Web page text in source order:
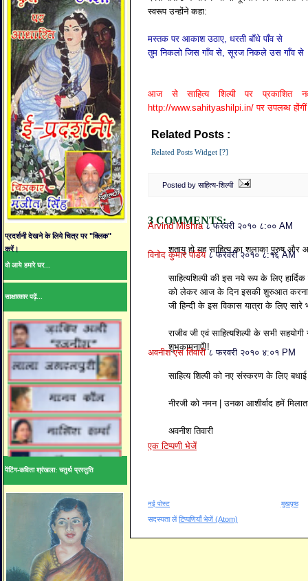
प्रदर्शनी देखने के लिये चित्र पर "क्लिक"
करें।
वो आये हमारे घर...
साक्षात्कार पढ़ें...
पेंटिंग-कविता श्रंखला: चतुर्थ प्रस्तुति
स्वरूप उन्होंने कहा:
मस्तक पर आकाश उठाए, धरती बाँधे पाँव से
तुम निकलो जिस गाँव से, सूरज निकले उस गाँव से
आज से साहित्य शिल्पी पर प्रकाशित
http://www.sahityashilpi.in/ पर उपलब्ध
Related Posts :
Related Posts Widget [?]
Posted by साहित्य-शिल्पी
3 COMMENTS:
Arvind Mishra ८ फरवरी २०१० ८:०० AM
शतायु हो यह साहित्य का शलाका पुरुष
विनोद कुमार पांडेय ८ फरवरी २०१० ८:१६ AM
साहित्यशिल्पी की इस नये रूप के लिए
को लेकर आज के दिन इसकी शुरुआत करना
जी हिन्दी के इस विकास यात्रा के लिए सारे
राजीव जी एवं साहित्यशिल्पी के सभी
शुभकामनाएँ!!
अवनीश एस तिवारी ८ फरवरी २०१० ४:०१ PM
साहित्य शिल्पी को नए संस्करण के लिए
नीरजी को नमन | उनका आशीर्वाद हमें
अवनीश तिवारी
एक टिप्पणी भेजें
नई पोस्ट मुखपृष्ठ
सदस्यता लेंटिप्पणियाँ भेजें (Atom)